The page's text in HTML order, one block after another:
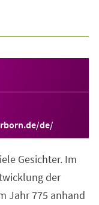
de/
Gesichter. Im
der
Jahr 775 anhand